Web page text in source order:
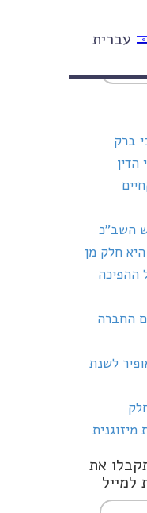
עברית
ברק
הדין
השב"כ
היא חלק מן
ההפיכה
החברה
לשנת
מיזוגנית
את
למייל